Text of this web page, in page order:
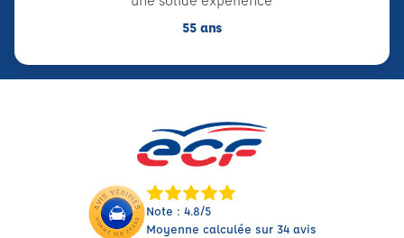
55 ans
Note : 4.8/5
Moyenne calculée sur 34 avis